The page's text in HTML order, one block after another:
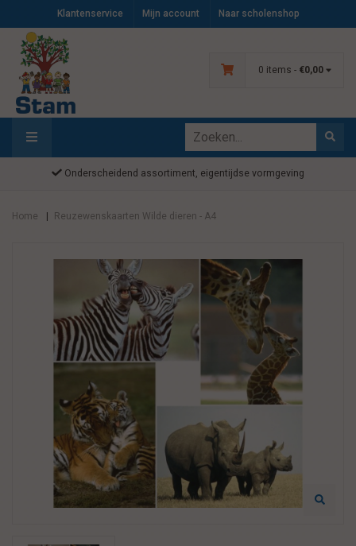
Klantenservice Mijn account Naar scholenshop
0 items - €0,00
Onderscheidend assortiment, eigentijdse vormgeving
Home Reuzewenskaarten Wilde dieren - A4